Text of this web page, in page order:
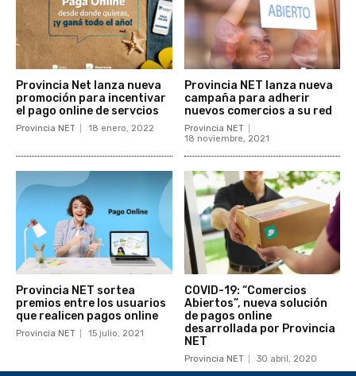
Provincia Net lanza nueva
promoción para incentivar
el pago online de servcios
Provincia NET 18 enero, 2022
Provincia NET lanza nueva
campaña para adherir
nuevos comercios a su red
Provincia NET
18 noviembre, 2021
Provincia NET sortea
premios entre los usuarios
que realicen pagos online
Provincia NET 15 julio, 2021
COVID-19: “Comercios
Abiertos”, nueva solución
de pagos online
desarrollada por Provincia
NET
Provincia NET 30 abril, 2020